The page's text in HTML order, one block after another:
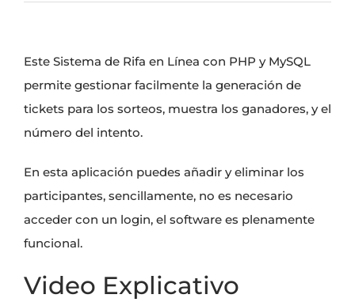
Este Sistema de Rifa en Línea con PHP y MySQL
permite gestionar facilmente la generación de
tickets para los sorteos, muestra los ganadores, y el
número del intento.
En esta aplicación puedes añadir y eliminar los
participantes, sencillamente, no es necesario
acceder con un login, el software es plenamente
funcional.
Video Explicativo